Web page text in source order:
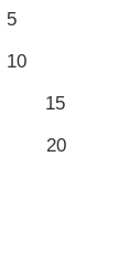
5
10
15
20